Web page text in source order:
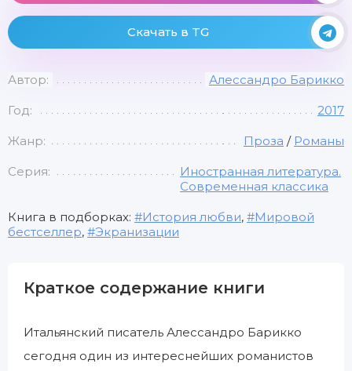
Скачать в TG
Автор: Алессандро Барикко
Год: 2017
Жанр: Проза / Романы
Серия:
Иностранная литература.
Современная классика
Книга в подборках: История любви,
Мировой
бестселлер, Экранизации
Краткое содержание книги
Итальянский писатель Алессандро Барикко
сегодня один из интереснейших романистов